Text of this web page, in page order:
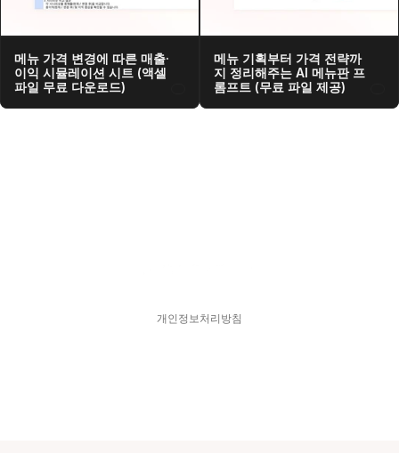
메뉴 가격 변경에 따른 매출·
이익 시뮬레이션 시트 (액셀
파일 무료 다운로드)
메뉴 기획부터 가격 전략까
지 정리해주는 AI 메뉴판 프
롬프트 (무료 파일 제공)
개인정보처리방침